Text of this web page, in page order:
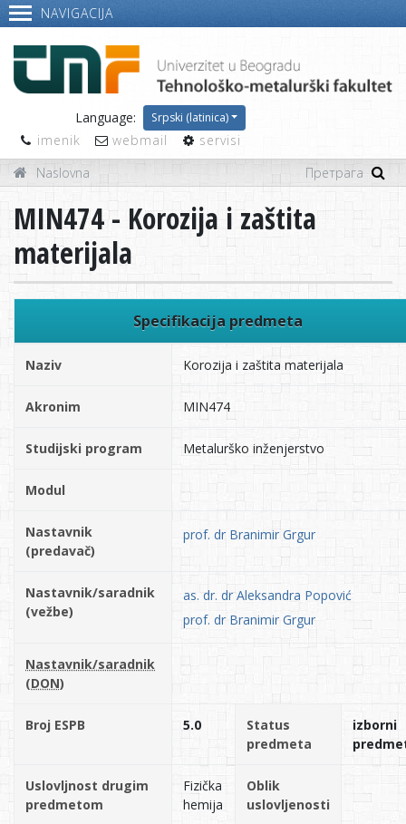
NAVIGACIJA
Language: Srpski (latinica)
imenik webmail
servisi
Naslovna
MIN474 - Korozija i zaštita
materijala
Specifikacija predmeta
Naziv Korozija i zaštita materijala
Akronim MIN474
Studijski program Metalurško inženjerstvo
Modul
Nastavnik
(predavač)
prof. dr Branimir Grgur
Nastavnik/saradnik
(vežbe)
as. dr. dr Aleksandra Popović
prof. dr Branimir Grgur
Nastavnik/saradnik
(DON)
Broj ESPB 5.0
Status
predmeta
izborni
Uslovljnost drugim
predmetom
Fizička
hemija
Oblik
uslovljenosti